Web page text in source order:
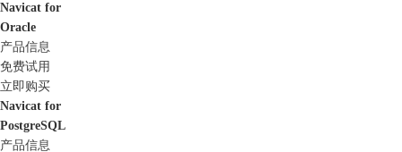
Navicat for
Oracle
产品信息
免费试用
立即购买
Navicat for
PostgreSQL
产品信息